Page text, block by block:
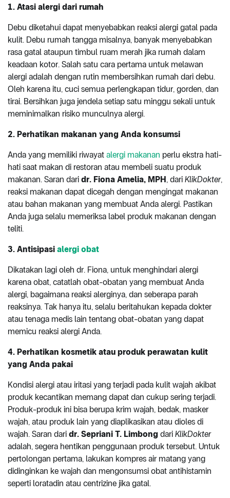
1. Atasi alergi dari rumah
Debu diketahui dapat menyebabkan reaksi alergi gatal pada
kulit. Debu rumah tangga misalnya, banyak menyebabkan
rasa gatal ataupun timbul ruam merah jika rumah dalam
keadaan kotor. Salah satu cara pertama untuk melawan
alergi adalah dengan rutin membersihkan rumah dari debu.
Oleh karena itu, cuci semua perlengkapan tidur, gorden, dan
tirai. Bersihkan juga jendela setiap satu minggu sekali untuk
meminimalkan risiko munculnya alergi.
2. Perhatikan makanan yang Anda konsumsi
Anda yang memiliki riwayat alergi makanan perlu ekstra hati-
hati saat makan di restoran atau membeli suatu produk
makanan. Saran dari dr. Fiona Amelia, MPH, dari KlikDokter,
reaksi makanan dapat dicegah dengan mengingat makanan
atau bahan makanan yang membuat Anda alergi. Pastikan
Anda juga selalu memeriksa label produk makanan dengan
teliti.
3. Antisipasi alergi obat
Dikatakan lagi oleh dr. Fiona, untuk menghindari alergi
karena obat, catatlah obat-obatan yang membuat Anda
alergi, bagaimana reaksi alerginya, dan seberapa parah
reaksinya. Tak hanya itu, selalu beritahukan kepada dokter
atau tenaga medis lain tentang obat-obatan yang dapat
memicu reaksi alergi Anda.
4. Perhatikan kosmetik atau produk perawatan kulit
yang Anda pakai
Kondisi alergi atau iritasi yang terjadi pada kulit wajah akibat
produk kecantikan memang dapat dan cukup sering terjadi.
Produk-produk ini bisa berupa krim wajah, bedak, masker
wajah, atau produk lain yang diaplikasikan atau dioles di
wajah. Saran dari dr. Sepriani T. Limbong dari KlikDokter
adalah, segera hentikan penggunaan produk tersebut. Untuk
pertolongan pertama, lakukan kompres air matang yang
didinginkan ke wajah dan mengonsumsi obat antihistamin
seperti loratadin atau centrizine jika gatal.